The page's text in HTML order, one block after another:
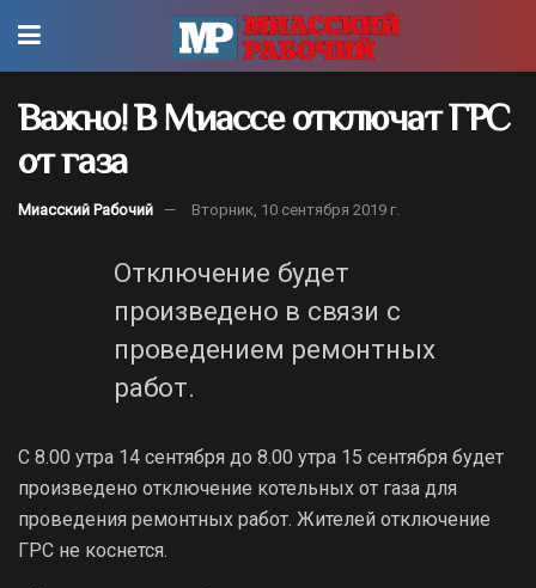
Важно! В Миассе отключат ГРС
от газа
Миасский Рабочий Вторник, 10 сентября 2019 г.
Отключение будет
произведено в связи с
проведением ремонтных
работ.
С 8.00 утра 14 сентября до 8.00 утра 15 сентября будет
произведено отключение котельных от газа для
проведения ремонтных работ. Жителей отключение
ГРС не коснется.